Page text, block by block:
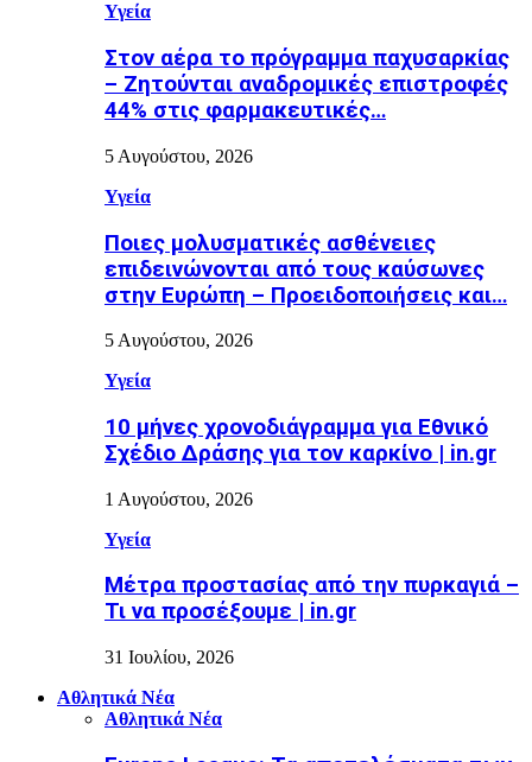
Υγεία
Στον αέρα το πρόγραμμα παχυσαρκίας
– Ζητούνται αναδρομικές επιστροφές
44% στις φαρμακευτικές…
5 Αυγούστου, 2026
Υγεία
Ποιες μολυσματικές ασθένειες
επιδεινώνονται από τους καύσωνες
στην Ευρώπη – Προειδοποιήσεις και…
5 Αυγούστου, 2026
Υγεία
10 μήνες χρονοδιάγραμμα για Εθνικό
Σχέδιο Δράσης για τον καρκίνο | in.gr
1 Αυγούστου, 2026
Υγεία
Μέτρα προστασίας από την πυρκαγιά –
Τι να προσέξουμε | in.gr
31 Ιουλίου, 2026
Αθλητικά Νέα
Αθλητικά Νέα